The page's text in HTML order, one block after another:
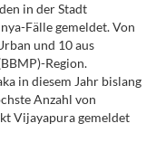
in der Stadt
Fälle gemeldet. Von
und 10 aus
Region.
in diesem Jahr bislang
Anzahl von
Vijayapura gemeldet